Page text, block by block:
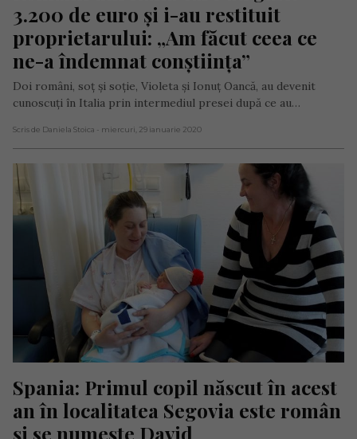
3.200 de euro și i-au restituit
proprietarului: „Am făcut ceea ce
ne-a îndemnat conștiința”
Doi români, soț și soție, Violeta și Ionuț Oancă, au devenit
cunoscuți în Italia prin intermediul presei după ce au…
Scris de Daniela Stoica - miercuri, 29 ianuarie 2020
Spania: Primul copil născut în acest
an în localitatea Segovia este român
și se numește David